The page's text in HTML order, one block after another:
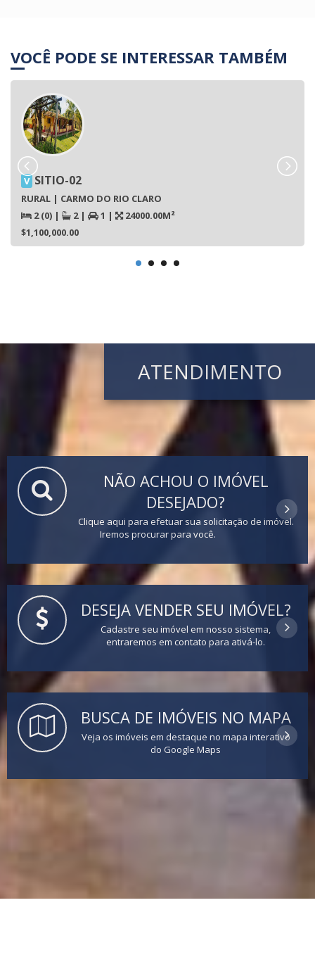
VOCÊ PODE SE INTERESSAR TAMBÉM
V SITIO-02
RURAL | CARMO DO RIO CLARO
2 (0) | 2 | 1 |
24000.00M²
$1,100,000.00
ATENDIMENTO
NÃO ACHOU O IMÓVEL
DESEJADO?
Clique aqui para efetuar sua solicitação de imóvel.
Iremos procurar para você.
DESEJA VENDER SEU IMÓVEL?
Cadastre seu imóvel em nosso sistema,
entraremos em contato para ativá-lo.
BUSCA DE IMÓVEIS NO MAPA
Veja os imóveis em destaque no mapa interativo
do Google Maps